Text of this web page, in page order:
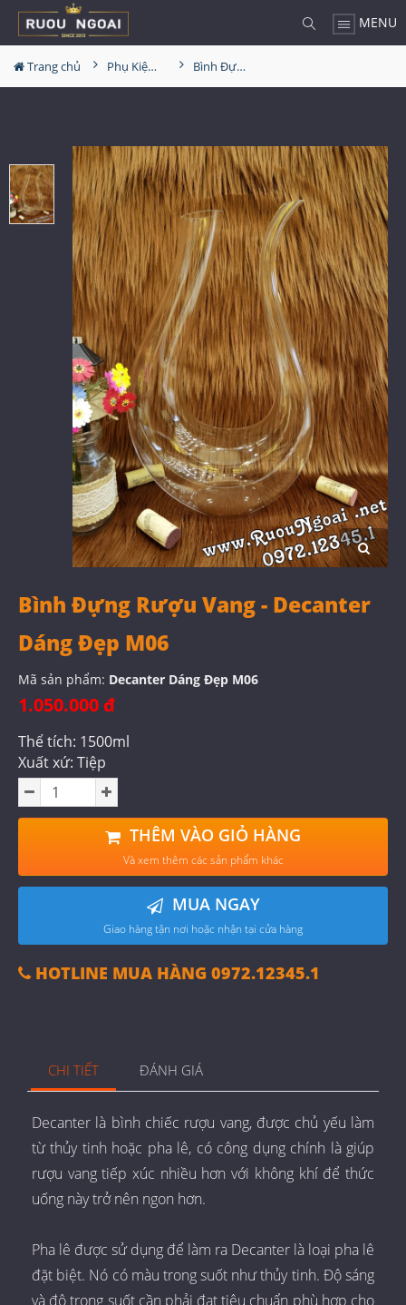
MENU
Trang chủ Phụ Kiện Rượu Bình Đựng Rượu Vang - Decanter Dáng Đẹp M06
Bình Đựng Rượu Vang - Decanter
Dáng Đẹp M06
Mã sản phẩm: Decanter Dáng Đẹp M06
1.050.000 đ
Thể tích: 1500ml
Xuất xứ: Tiệp
THÊM VÀO GIỎ HÀNG
Và xem thêm các sản phẩm khác
MUA NGAY
Giao hàng tận nơi hoặc nhận tại cửa hàng
HOTLINE MUA HÀNG 0972.12345.1
CHI TIẾT ĐÁNH GIÁ
Decanter là bình chiếc rượu vang, được chủ yếu làm
từ thủy tinh hoặc pha lê, có công dụng chính là giúp
rượu vang tiếp xúc nhiều hơn với không khí để thức
uống này trở nên ngon hơn.
Pha lê được sử dụng để làm ra Decanter là loại pha lê
đặt biệt. Nó có màu trong suốt như thủy tinh. Độ sáng
và độ trong suốt cần phải đạt tiêu chuẩn phù hợp cho